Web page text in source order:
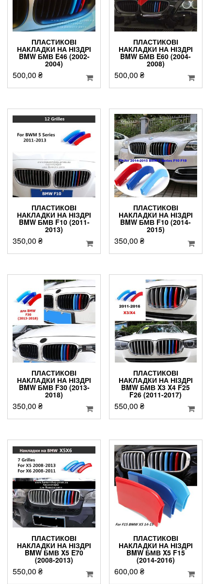
ПЛАСТИКОВІ
НАКЛАДКИ НА НІЗДРІ
BMW БМВ E46 (2002-
2004)
500,00 ₴
ПЛАСТИКОВІ
НАКЛАДКИ НА НІЗДРІ
BMW БМВ E60 (2004-
2008)
500,00 ₴
ПЛАСТИКОВІ
НАКЛАДКИ НА НІЗДРІ
BMW БМВ F10 (2011-
2013)
350,00 ₴
ПЛАСТИКОВІ
НАКЛАДКИ НА НІЗДРІ
BMW БМВ F10 (2014-
2015)
350,00 ₴
ПЛАСТИКОВІ
НАКЛАДКИ НА НІЗДРІ
BMW БМВ F30 (2013-
2018)
350,00 ₴
ПЛАСТИКОВІ
НАКЛАДКИ НА НІЗДРІ
BMW БМВ X3 X4 F25
F26 (2011-2017)
550,00 ₴
ПЛАСТИКОВІ
НАКЛАДКИ НА НІЗДРІ
BMW БМВ X5 E70
(2008-2013)
550,00 ₴
ПЛАСТИКОВІ
НАКЛАДКИ НА НІЗДРІ
BMW БМВ X5 F15
(2014-2016)
600,00 ₴